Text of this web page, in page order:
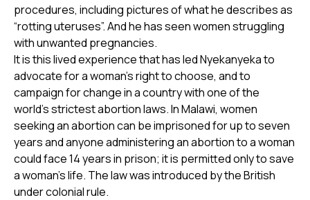
procedures, including pictures of what he describes as
“rotting uteruses”. And he has seen women struggling
with unwanted pregnancies.
It is this lived experience that has led Nyekanyeka to
advocate for a woman’s right to choose, and to
campaign for change in a country with one of the
world’s strictest abortion laws. In Malawi, women
seeking an abortion can be imprisoned for up to seven
years and anyone administering an abortion to a woman
could face 14 years in prison; it is permitted only to save
a woman’s life. The law was introduced by the British
under colonial rule.